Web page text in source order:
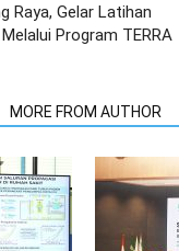
Raya, Gelar Latihan
Program TERRA
MORE FROM AUTHOR